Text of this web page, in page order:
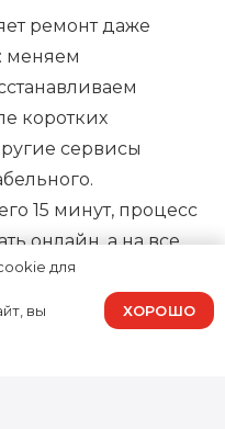
ремонт даже
меняем
коротких
сервисы
15 минут, процесс
онлайн, а на все
в
нашу
для
вы
ХОРОШО